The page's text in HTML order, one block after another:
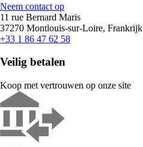
Neem contact op
11 rue Bernard Maris
37270 Montlouis-sur-Loire, Frankrijk
+33 1 86 47 62 58
Veilig betalen
Koop met vertrouwen op onze site